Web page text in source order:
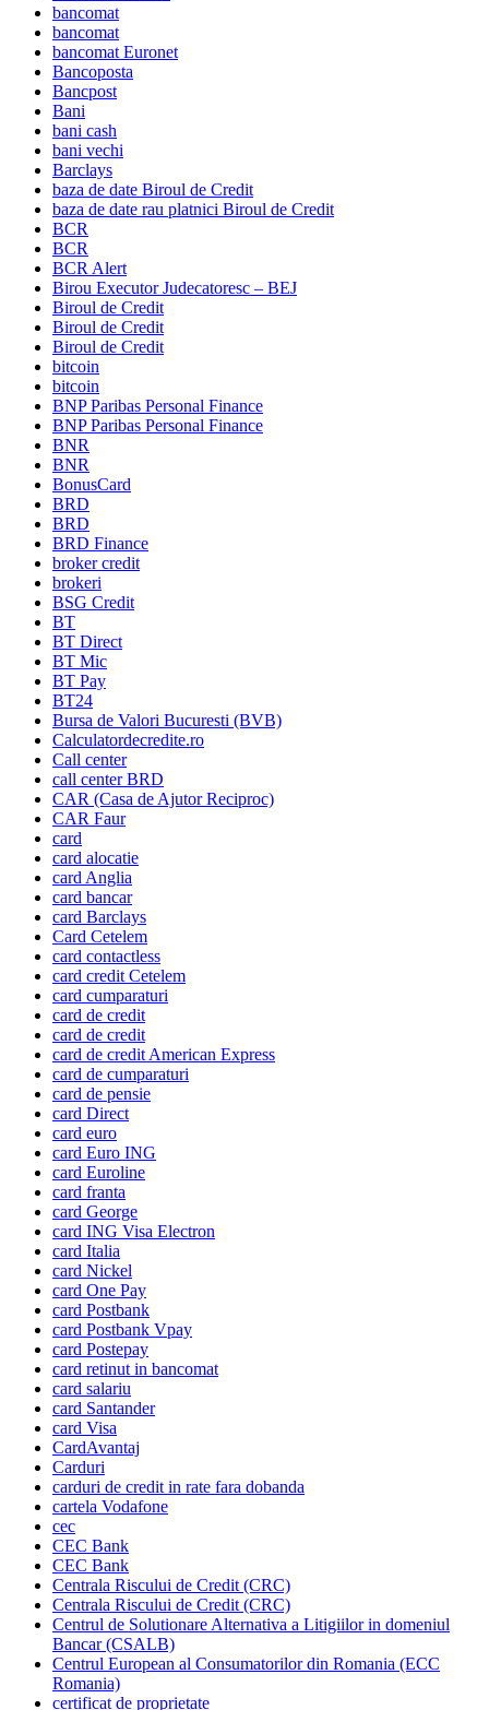
bancomat
bancomat
bancomat Euronet
Bancoposta
Bancpost
Bani
bani cash
bani vechi
Barclays
baza de date Biroul de Credit
baza de date rau platnici Biroul de Credit
BCR
BCR
BCR Alert
Birou Executor Judecatoresc – BEJ
Biroul de Credit
Biroul de Credit
Biroul de Credit
bitcoin
bitcoin
BNP Paribas Personal Finance
BNP Paribas Personal Finance
BNR
BNR
BonusCard
BRD
BRD
BRD Finance
broker credit
brokeri
BSG Credit
BT
BT Direct
BT Mic
BT Pay
BT24
Bursa de Valori Bucuresti (BVB)
Calculatordecredite.ro
Call center
call center BRD
CAR (Casa de Ajutor Reciproc)
CAR Faur
card
card alocatie
card Anglia
card bancar
card Barclays
Card Cetelem
card contactless
card credit Cetelem
card cumparaturi
card de credit
card de credit
card de credit American Express
card de cumparaturi
card de pensie
card Direct
card euro
card Euro ING
card Euroline
card franta
card George
card ING Visa Electron
card Italia
card Nickel
card One Pay
card Postbank
card Postbank Vpay
card Postepay
card retinut in bancomat
card salariu
card Santander
card Visa
CardAvantaj
Carduri
carduri de credit in rate fara dobanda
cartela Vodafone
cec
CEC Bank
CEC Bank
Centrala Riscului de Credit (CRC)
Centrala Riscului de Credit (CRC)
Centrul de Solutionare Alternativa a Litigiilor in domeniul
Bancar (CSALB)
Centrul European al Consumatorilor din Romania (ECC
Romania)
certificat de proprietate